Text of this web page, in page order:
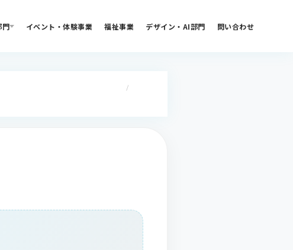
門 イベント・体験事業 福祉事業 デザイン・AI部門 問い合わせ
/